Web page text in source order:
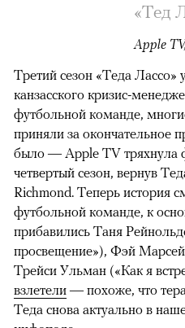
«Тед
Apple
00:00 / 00:00
Третий сезон «Теда Лассо»
канзасского кризис-
футбольной команде,
приняли за окончательное
было — Apple TV тряхнула
четвертый сезон, вернув
Richmond. Теперь история
футбольной команде, к
прибавились Таня
просвещение»), Фэй
Трейси Ульман («Как я
взлетели — похоже, что
Теда снова актуально в